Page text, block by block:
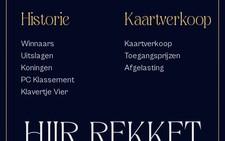
Historie
Winnaars
Uitslagen
Koningen
PC Klassement
Klavertje Vier
Kaartverkoop
Kaartverkoop
Toegangsprijzen
Afgelasting